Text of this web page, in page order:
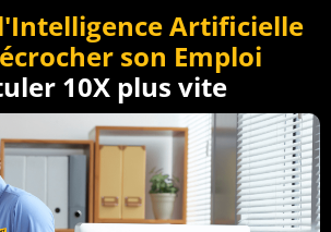
Artificielle
son Emploi
10X plus vite